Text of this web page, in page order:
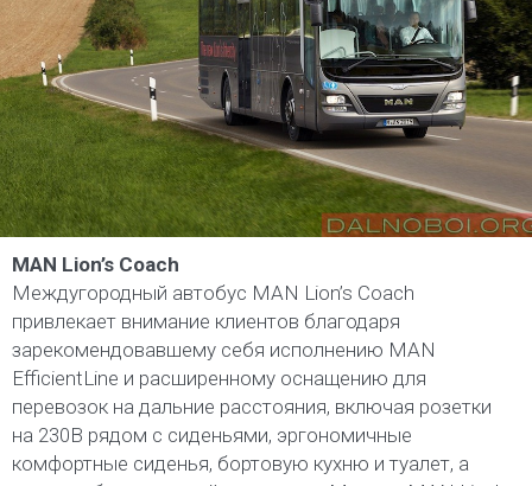
MAN Lion’s Coach
Междугородный автобус MAN Lion’s Coach
привлекает внимание клиентов благодаря
зарекомендовавшему себя исполнению MAN
EfficientLine и расширенному оснащению для
перевозок на дальние расстояния, включая розетки
на 230В рядом с сиденьями, эргономичные
комфортные сиденья, бортовую кухню и туалет, а